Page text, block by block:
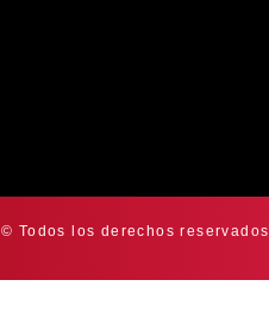
© Todos los derechos reservados